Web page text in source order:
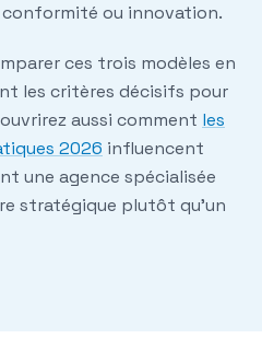
ou innovation.
ces trois modèles en
les critères décisifs pour
aussi comment les
2026 influencent
une agence spécialisée
stratégique plutôt qu'un